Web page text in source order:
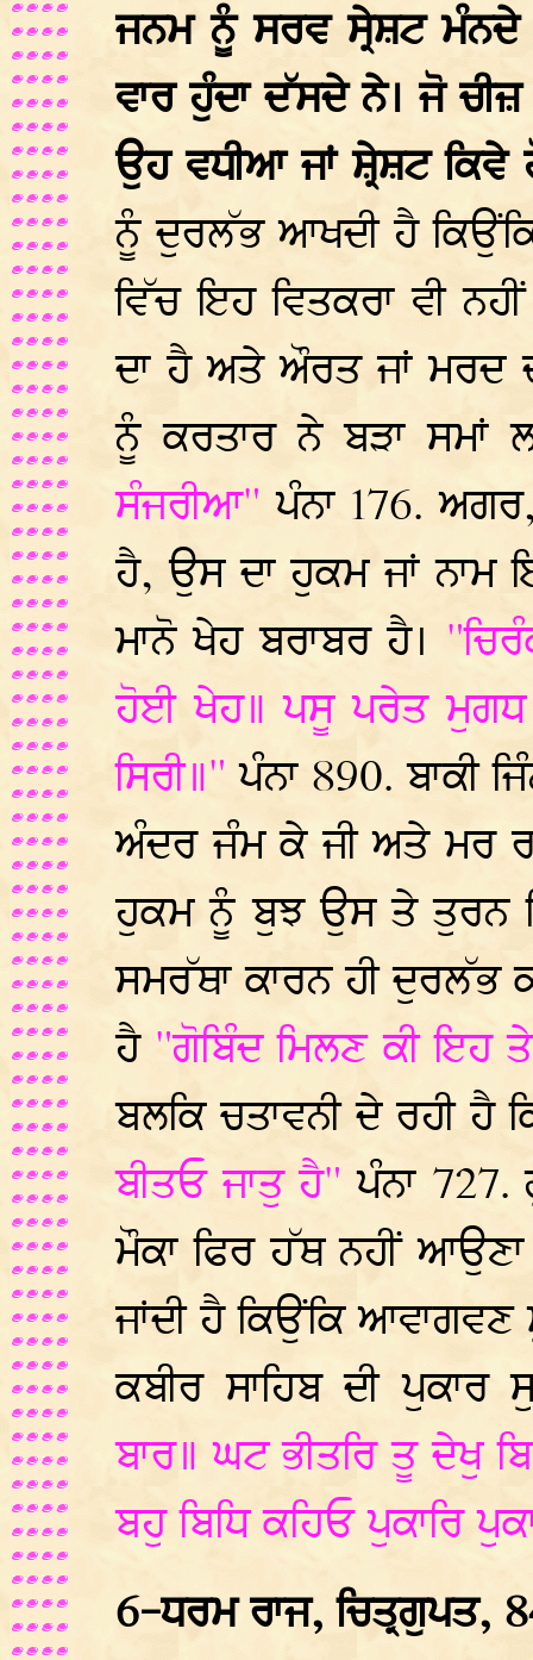
ਜਨਮ ਨੂੰ ਸਰਵ ਸ੍ਰੇਸ਼ਟ
ਵਾਰ ਹੁੰਦਾ ਦੱਸਦੇ ਨੇ। ਜੋ ਚੀਜ਼
ਉਹ ਵਧੀਆ ਜਾਂ ਸ਼੍ਰੇਸ਼ਟ
ਨੂੰ ਦੁਰਲੱਭ ਆਖਦੀ ਹੈ
ਵਿੱਚ ਇਹ ਵਿਤਕਰਾ ਵੀ
ਦਾ ਹੈ ਅਤੇ ਔਰਤ ਜਾਂ ਮਰਦ
ਨੂੰ ਕਰਤਾਰ ਨੇ ਬੜਾ ਸਮਾਂ
ਸੰਜਰੀਆ"ਪੰਨਾ 176.
ਹੈ, ਉਸ ਦਾ ਹੁਕਮ ਜਾਂ ਨਾਮ
ਮਾਨੋ ਖੇਹ ਬਰਾਬਰ ਹੈ।
ਹੋਈ ਖੇਹ॥ ਪਸੂ ਪਰੇਤ ਮੁਗਧ
ਸਿਰੀ॥"ਪੰਨਾ 890. ਬਾਕੀ
ਅੰਦਰ ਜੰਮ ਕੇ ਜੀ ਅਤੇ ਮਰ
ਹੁਕਮ ਨੂੰ ਬੁਝ ਉਸ ਤੇ ਤੁਰਨ
ਸਮਰੱਥਾ ਕਾਰਨ ਹੀ ਦੁਰਲੱਭ
ਹੈ "ਗੋਬਿੰਦ ਮਿਲਣ ਕੀ ਇਹ
ਬਲਕਿ ਚਤਾਵਨੀ ਦੇ ਰਹੀ ਹੈ
ਬੀਤਓ ਜਾਤੁ ਹੈ"ਪੰਨਾ 727.
ਮੌਕਾ ਫਿਰ ਹੱਥ ਨਹੀਂ
ਜਾਂਦੀ ਹੈ ਕਿਉਂਕਿ ਆਵਾਗਵਣ
ਕਬੀਰ ਸਾਹਿਬ ਦੀ
ਬਾਰ॥ ਘਟ ਭੀਤਰਿ ਤੂ ਦੇਖੁ
ਬਹੁ ਬਿਧਿ ਕਹਿਓ ਪੁਕਾਰਿ
6-ਧਰਮ ਰਾਜ, ਚਿਤ੍ਰਗੁਪਤ,